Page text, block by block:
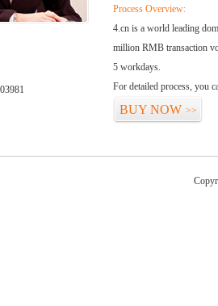
Process Overview:
4.cn is a world leading
million RMB transaction
5 workdays.
For detailed process, you
BUY NOW >>